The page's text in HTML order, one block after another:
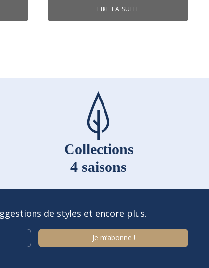
LIRE LA SUITE
Collections
4 saisons
de styles et encore plus.